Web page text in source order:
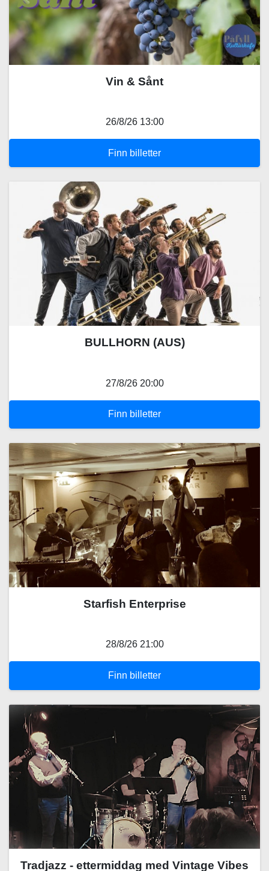
Vin & Sånt
26/8/26 13:00
Finn billetter
BULLHORN (AUS)
27/8/26 20:00
Finn billetter
Starfish Enterprise
28/8/26 21:00
Finn billetter
Tradjazz - ettermiddag med Vintage Vibes